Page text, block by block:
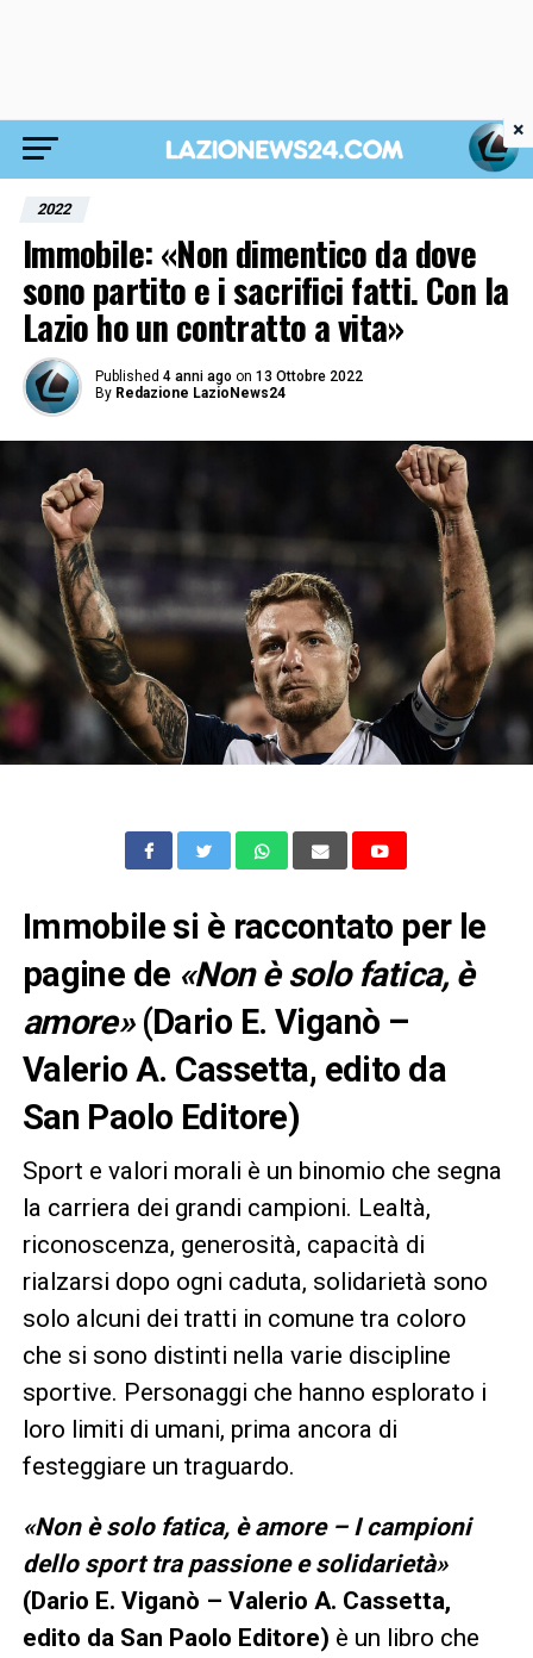
2022
Immobile: «Non dimentico da dove
sono partito e i sacrifici fatti. Con la
Lazio ho un contratto a vita»
Published 4 anni ago on 13 Ottobre 2022
By Redazione LazioNews24
Immobile si è raccontato per le
pagine de «Non è solo fatica, è
amore»(Dario E. Viganò –
Valerio A. Cassetta, edito da
San Paolo Editore)
Sport e valori morali è un binomio che segna
la carriera dei grandi campioni. Lealtà,
riconoscenza, generosità, capacità di
rialzarsi dopo ogni caduta, solidarietà sono
solo alcuni dei tratti in comune tra coloro
che si sono distinti nella varie discipline
sportive. Personaggi che hanno esplorato i
loro limiti di umani, prima ancora di
festeggiare un traguardo.
«Non è solo fatica, è amore – I campioni
dello sport tra passione e solidarietà»
(Dario E. Viganò – Valerio A. Cassetta,
edito da San Paolo Editore) è un libro che
×